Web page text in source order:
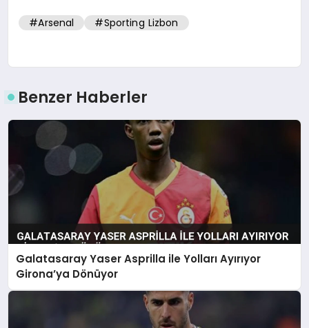
#Arsenal #Sporting Lizbon
Benzer Haberler
Galatasaray Yaser Asprilla ile Yolları Ayırıyor
Girona’ya Dönüyor